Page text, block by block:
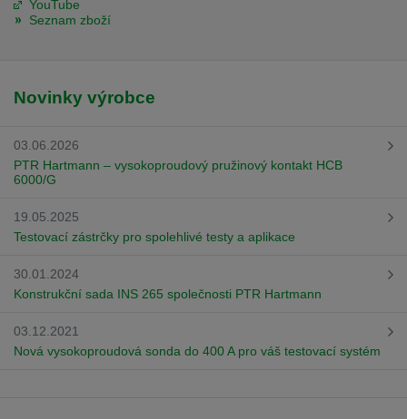
YouTube
Seznam zboží
Novinky výrobce
03.06.2026
PTR Hartmann – vysokoproudový pružinový kontakt HCB
6000/G
19.05.2025
Testovací zástrčky pro spolehlivé testy a aplikace
30.01.2024
Konstrukční sada INS 265 společnosti PTR Hartmann
03.12.2021
Nová vysokoproudová sonda do 400 A pro váš testovací systém